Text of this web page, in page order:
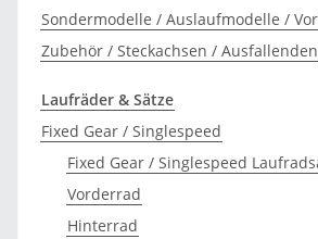
Sondermodelle / Auslaufmodelle /
Zubehör / Steckachsen / Ausfallenden
Laufräder & Sätze
Fixed Gear / Singlespeed
Fixed Gear / Singlespeed
Vorderrad
Hinterrad